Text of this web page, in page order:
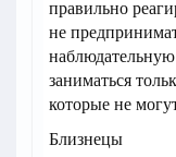
правильно
не
заниматься
которые не
Близнецы